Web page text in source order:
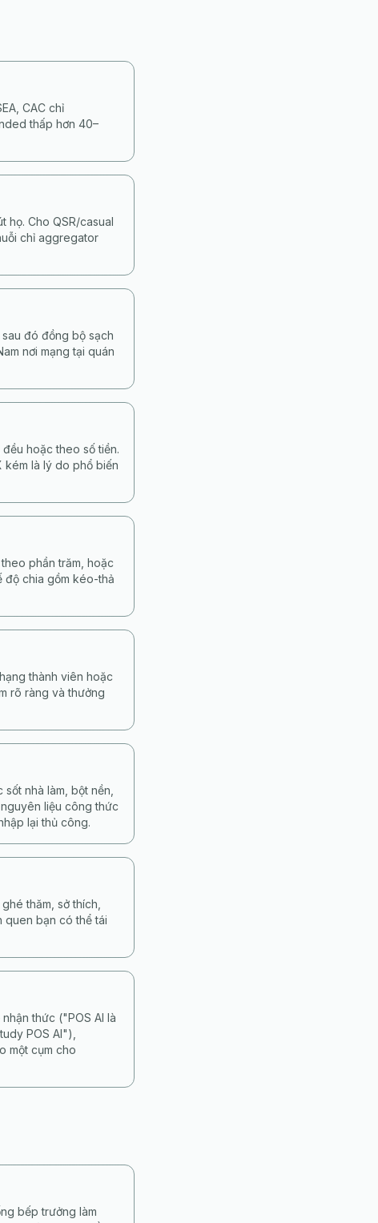
CAC chỉ
thấp hơn 40–
họ. Cho QSR/casual
chỉ aggregator
đó đồng bộ sạch
nơi mạng tại quán
hoặc theo số tiền.
kém là lý do phổ biến
phần trăm, hoặc
độ chia gồm kéo-thả
thành viên hoặc
rõ ràng và thưởng
nhà làm, bột nền,
liệu công thức
lại thủ công.
thăm, sở thích,
quen bạn có thể tái
thức ("POS AI là
POS AI"),
một cụm cho
bếp trưởng làm